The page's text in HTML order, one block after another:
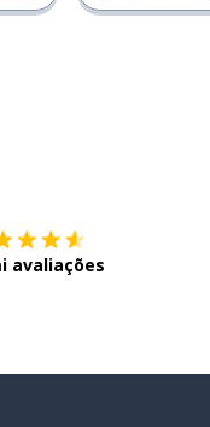
avaliações